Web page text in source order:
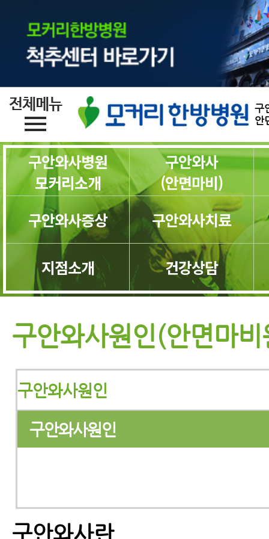
구
안
구안와사병원
모커리소개
구안와사
(안면마비)
구안와사증상
구안와사치료
지점소개 건강상담
구안와사원인(안면마
구안와사원인
구안와사원인
구안와사란